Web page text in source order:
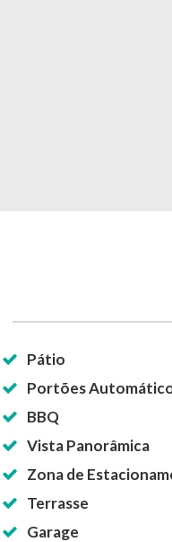
Pátio
Portões
BBQ
Vista Panorâmica
Zona de
Terrasse
Garage